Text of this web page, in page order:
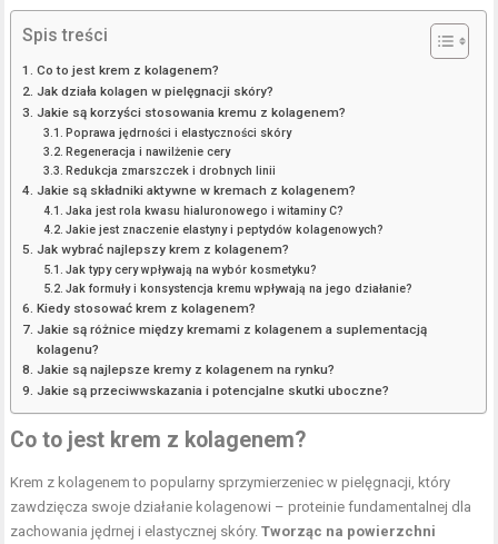
Spis treści
Co to jest krem z kolagenem?
Jak działa kolagen w pielęgnacji skóry?
Jakie są korzyści stosowania kremu z kolagenem?
Poprawa jędrności i elastyczności skóry
Regeneracja i nawilżenie cery
Redukcja zmarszczek i drobnych linii
Jakie są składniki aktywne w kremach z kolagenem?
Jaka jest rola kwasu hialuronowego i witaminy C?
Jakie jest znaczenie elastyny i peptydów kolagenowych?
Jak wybrać najlepszy krem z kolagenem?
Jak typy cery wpływają na wybór kosmetyku?
Jak formuły i konsystencja kremu wpływają na jego działanie?
Kiedy stosować krem z kolagenem?
Jakie są różnice między kremami z kolagenem a suplementacją
kolagenu?
Jakie są najlepsze kremy z kolagenem na rynku?
Jakie są przeciwwskazania i potencjalne skutki uboczne?
Co to jest krem z kolagenem?
Krem z kolagenem to popularny sprzymierzeniec w pielęgnacji, który
zawdzięcza swoje działanie kolagenowi – proteinie fundamentalnej dla
zachowania jędrnej i elastycznej skóry.Tworząc na powierzchni